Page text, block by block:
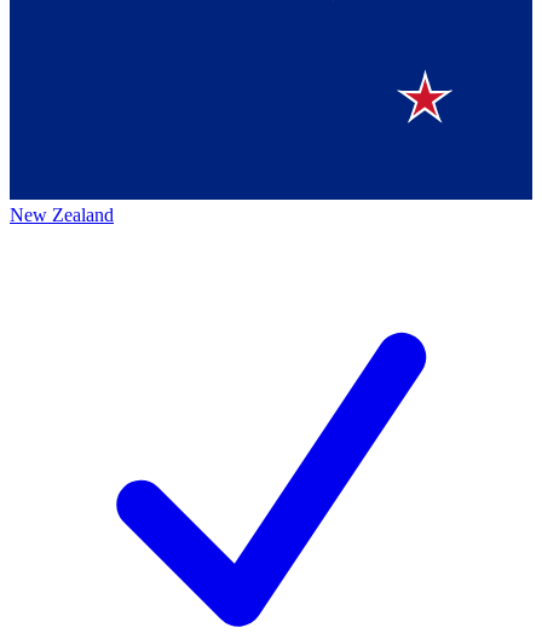
New Zealand